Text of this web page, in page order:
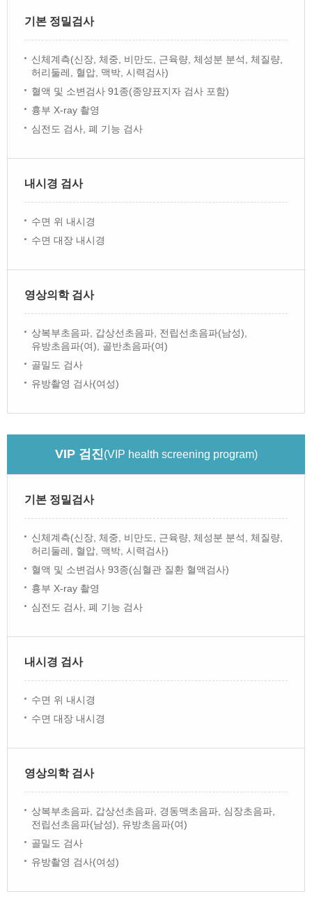
기본 정밀검사
신체계측(신장, 체중, 비만도, 근육량, 체성분 분석, 체질량,
허리둘레, 혈압, 맥박, 시력검사)
혈액 및 소변검사 91종(종양표지자 검사 포함)
흉부 X-ray 촬영
심전도 검사, 폐 기능 검사
내시경 검사
수면 위 내시경
수면 대장 내시경
영상의학 검사
상복부초음파, 갑상선초음파, 전립선초음파(남성),
유방초음파(여), 골반초음파(여)
골밀도 검사
유방촬영 검사(여성)
VIP 검진(VIP health screening program)
기본 정밀검사
신체계측(신장, 체중, 비만도, 근육량, 체성분 분석, 체질량,
허리둘레, 혈압, 맥박, 시력검사)
혈액 및 소변검사 93종(심혈관 질환 혈액검사)
흉부 X-ray 촬영
심전도 검사, 폐 기능 검사
내시경 검사
수면 위 내시경
수면 대장 내시경
영상의학 검사
상복부초음파, 갑상선초음파, 경동맥초음파, 심장초음파,
전립선초음파(남성), 유방초음파(여)
골밀도 검사
유방촬영 검사(여성)